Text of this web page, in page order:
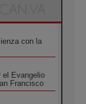
con la
el Evangelio
Francisco